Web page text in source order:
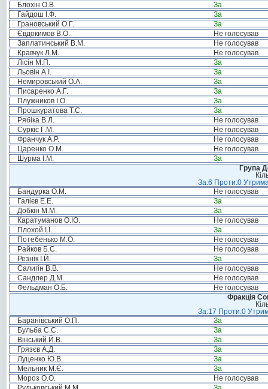
Блохін О.В.
За
Гайдош І.Ф.
За
Грановський О.Г.
За
Євдокимов В.О.
Не голосував
Заплатинський В.М.
Не голосував
Кравчук Л.М.
Не голосував
Лісін М.П.
За
Льовін А.І.
За
Немировський О.А.
За
Писаренко А.Г.
За
Плужников І.О.
За
Прошкуратова Т.С.
За
Рябіка В.Л.
Не голосував
Суркіс Г.М.
Не голосував
Франчук А.Р.
Не голосував
Царенко О.М.
Не голосував
Шурма І.М.
За
Група
За:6 Проти:0
Бандурка О.М.
Не голосував
Галієв Е.Е.
За
Добкін М.М.
За
Каратуманов О.Ю.
Не голосував
Плохой І.І.
За
Потебенько М.О.
Не голосував
Райков Б.С.
Не голосував
Резнік І.Й.
За
Салигін В.В.
Не голосував
Сандлер Д.М.
Не голосував
Фельдман О.Б.
Не голосував
Фракція
За:17 Проти:0
Баранівський О.П.
За
Бульба С.С.
За
Вінський Й.В.
За
Грязєв А.Д.
За
Луценко Ю.В.
За
Мельник М.Є.
За
Мороз О.О.
Не голосував